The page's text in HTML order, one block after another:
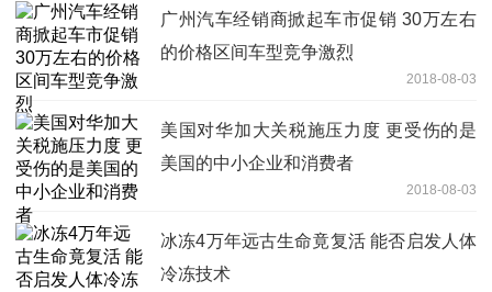
广州汽车经销商掀起车市促销 30万左右
的价格区间车型竞争激烈
2018-08-03
美国对华加大关税施压力度 更受伤的是
美国的中小企业和消费者
2018-08-03
冰冻4万年远古生命竟复活 能否启发人体
冷冻技术